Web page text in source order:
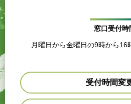
窓口受付時
月曜日から金曜日の9時から
受付時間変